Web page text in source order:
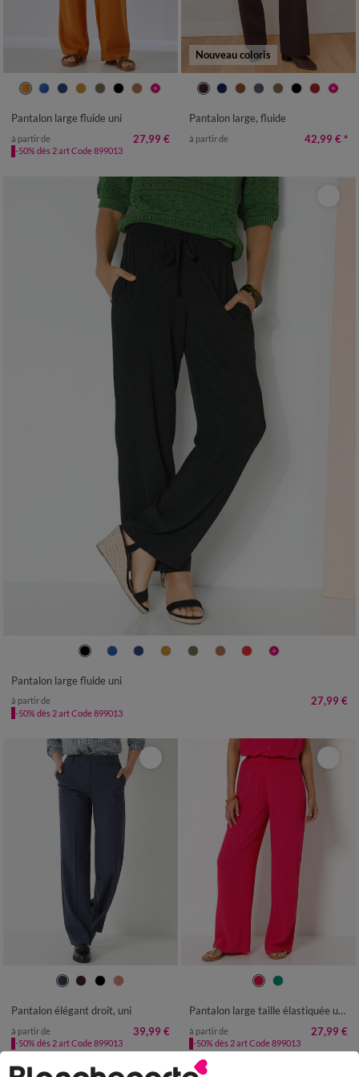
36 38 40 42 44 46
48
Pantalon large fluide uni
à partir de 27,99 €
-50% dès 2 art Code 899013
Nouveau coloris
36 38 40 42 44 46
48
Pantalon large, fluide
à partir de 42,99 € *
36 38 40 42 44 46 48 50 52 54
Pantalon large fluide uni
à partir de 27,99 €
-50% dès 2 art Code 899013
38 40 42 44
Pantalon élégant droit, uni
à partir de 39,99 €
-50% dès 2 art Code 899013
40 42 44
Pantalon large taille élastiquée uni, crépon fluide
à partir de 27,99 €
-50% dès 2 art Code 899013